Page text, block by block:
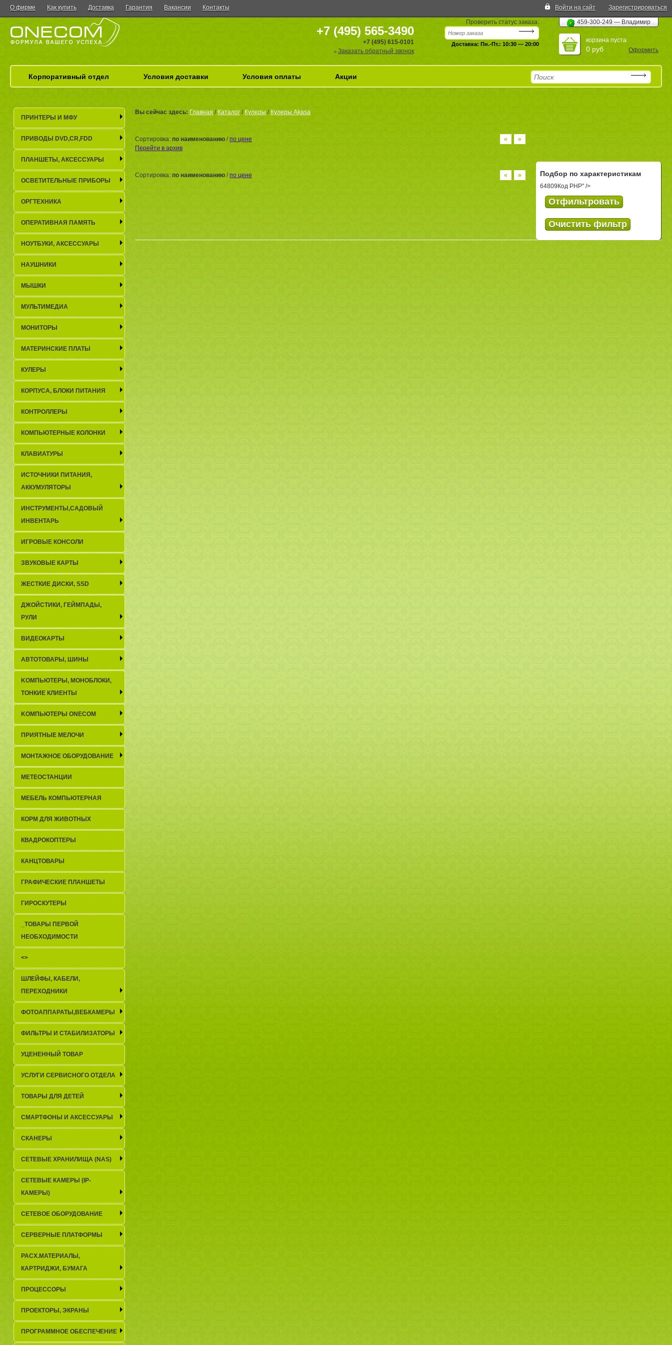
О фирме Как купить Доставка Гарантия Вакансии Контакты Войти на сайт Зарегистрироваться
+7 (495) 565-3490
+7 (495) 615-0101
Заказать обратный звонок
Проверить статус заказа:
Доставка: Пн.-Пт.: 10:30 — 20:00
459-300-249 — Владимир
корзина пуста
0 руб Оформить
Корпоративный отдел Условия доставки Условия оплаты Акции
Вы сейчас здесь: Главная / Каталог / Кулеры / Кулеры Akasa
« »
Сортировка: по наименованию /по цене
Перейти в архив
« »
Сортировка: по наименованию /по цене Подбор по характеристикам
64809 Код PHP" />
ПРИНТЕРЫ И МФУ
ПРИВОДЫ DVD,CR,FDD
ПЛАНШЕТЫ, АКСЕСCУАРЫ
ОСВЕТИТЕЛЬНЫЕ ПРИБОРЫ
ОРГТЕХНИКА
ОПЕРАТИВНАЯ ПАМЯТЬ
НОУТБУКИ, АКСЕСCУАРЫ
НАУШНИКИ
МЫШКИ
МУЛЬТИМЕДИА
МОНИТОРЫ
МАТЕРИНСКИЕ ПЛАТЫ
КУЛЕРЫ
КОРПУСА, БЛОКИ ПИТАНИЯ
КОНТРОЛЛЕРЫ
КОМПЬЮТЕРНЫЕ КОЛОНКИ
КЛАВИАТУРЫ
ИСТОЧНИКИ ПИТАНИЯ,
АККУМУЛЯТОРЫ
ИНСТРУМЕНТЫ,САДОВЫЙ
ИНВЕНТАРЬ
ИГРОВЫЕ КОНСОЛИ
ЗВУКОВЫЕ КАРТЫ
ЖЕСТКИЕ ДИСКИ, SSD
ДЖОЙСТИКИ, ГЕЙМПАДЫ,
РУЛИ
ВИДЕОКАРТЫ
АВТОТОВАРЫ, ШИНЫ
KОМПЬЮТЕРЫ, МОНОБЛОКИ,
ТОНКИЕ КЛИЕНТЫ
KОМПЬЮТЕРЫ ONECOM
ПРИЯТНЫЕ МЕЛОЧИ
МОНТАЖНОЕ ОБОРУДОВАНИЕ
МЕТЕОСТАНЦИИ
МЕБЕЛЬ КОМПЬЮТЕРНАЯ
КОРМ ДЛЯ ЖИВОТНЫХ
КВАДРОКОПТЕРЫ
КАНЦТОВАРЫ
ГРАФИЧЕСКИЕ ПЛАНШЕТЫ
ГИРОСКУТЕРЫ
_TОВАРЫ ПЕРВОЙ
НЕОБХОДИМОСТИ
<>
ШЛЕЙФЫ, КАБЕЛИ,
ПЕРЕХОДНИКИ
ФОТОАППАРАТЫ,ВЕБКАМЕРЫ
ФИЛЬТРЫ И СТАБИЛИЗАТОРЫ
УЦЕНЕННЫЙ ТОВАР
УСЛУГИ СЕРВИСНОГО ОТДЕЛА
ТОВАРЫ ДЛЯ ДЕТЕЙ
СМАРТФОНЫ И АКСЕССУАРЫ
СКАНЕРЫ
СЕТЕВЫЕ ХРАНИЛИЩА (NAS)
СЕТЕВЫЕ КАМЕРЫ (IP-
КАМЕРЫ)
СЕТЕВОЕ ОБОРУДОВАНИЕ
СЕРВЕРНЫЕ ПЛАТФОРМЫ
РАСХ.МАТЕРИАЛЫ,
КАРТРИДЖИ, БУМАГА
ПРОЦЕССОРЫ
ПРОЕКТОРЫ, ЭКРАНЫ
ПРОГРАММНОЕ ОБЕСПЕЧЕНИЕ